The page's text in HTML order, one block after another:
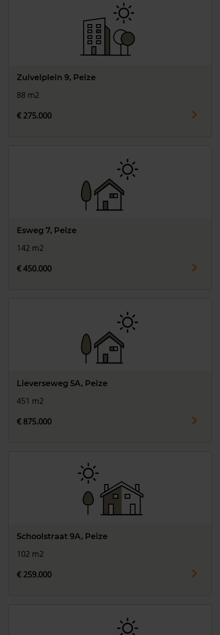
Zuivelplein 9, Peize
88 m2
€ 275.000
Esweg 7, Peize
142 m2
€ 450.000
Lieverseweg 5A, Peize
451 m2
€ 875.000
Schoolstraat 9A, Peize
102 m2
€ 259.000